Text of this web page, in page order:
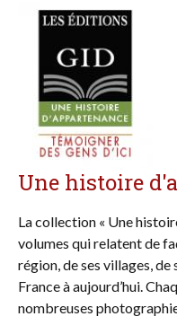
Une histoire
La collection « Une
volumes qui relatent de
région, de ses villages, de
France à aujourd’hui.
nombreuses